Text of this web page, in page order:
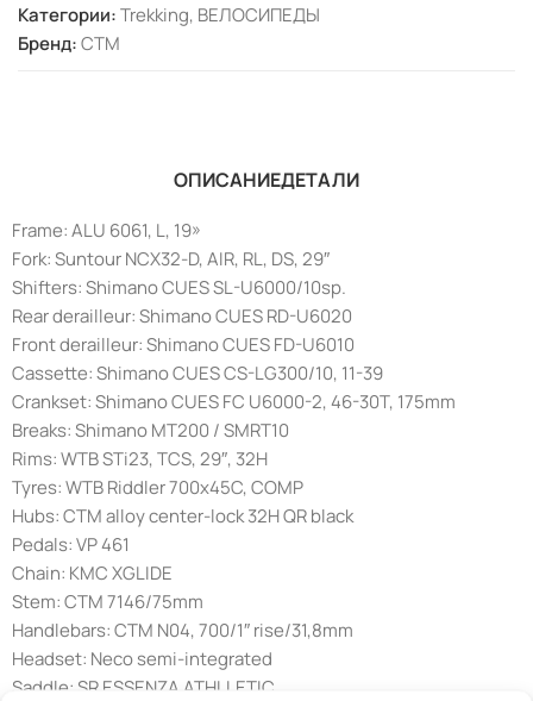
Категории:Trekking, ВЕЛОСИПЕДЫ
Бренд:CTM
ОПИСАНИЕДЕТАЛИ
Frame: ALU 6061, L, 19»
Fork: Suntour NCX32-D, AIR, RL, DS, 29″
Shifters: Shimano CUES SL-U6000/10sp.
Rear derailleur: Shimano CUES RD-U6020
Front derailleur: Shimano CUES FD-U6010
Cassette: Shimano CUES CS-LG300/10, 11-39
Crankset: Shimano CUES FC U6000-2, 46-30T, 175mm
Breaks: Shimano MT200 / SMRT10
Rims: WTB STi23, TCS, 29″, 32H
Tyres: WTB Riddler 700x45C, COMP
Hubs: CTM alloy center-lock 32H QR black
Pedals: VP 461
Chain: KMC XGLIDE
Stem: CTM 7146/75mm
Handlebars: CTM N04, 700/1″ rise/31,8mm
Headset: Neco semi-integrated
Saddle: SR ESSENZA ATHLLETIC